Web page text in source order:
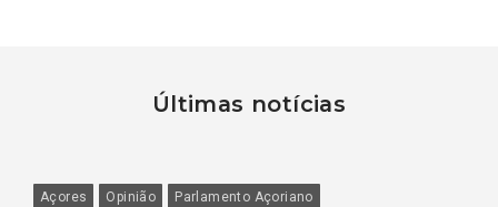
Últimas notícias
Açores Opinião Parlamento Açoriano